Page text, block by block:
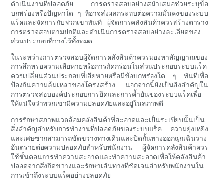
ดำเนินงานที่ปลอดภัย การตรวจสอบอย่างสม่ำเสมอช่วยระบุข้อ
บกพร่องหรือปัญหาใด ๆ ที่อาจส่งผลกระทบต่อความมั่นคงของระบบ
แร็คและจัดการกับพวกเขาทันที ผู้จัดการคลังสินค้าควรสร้างตาราง
การตรวจสอบตามปกติและดำเนินการตรวจสอบอย่างละเอียดของ
ส่วนประกอบที่วางไว้ทั้งหมด
ในระหว่างการตรวจสอบผู้จัดการคลังสินค้าควรมองหาสัญญาณของ
การสึกหรอความเสียหายหรือการกัดกร่อนในส่วนประกอบระบบแร็ค
ควรเปลี่ยนส่วนประกอบที่เสียหายหรือมีข้อบกพร่องใด ๆ ทันทีเพื่อ
ป้องกันความล้มเหลวของโครงสร้าง นอกจากนี้ยังเป็นสิ่งสำคัญใน
การตรวจสอบองค์ประกอบการยึดและการค้ำยันของระบบแร็คเพื่อ
ให้แน่ใจว่าพวกเขามีความปลอดภัยและอยู่ในสภาพดี
การรักษาสภาพแวดล้อมคลังสินค้าที่สะอาดและเป็นระเบียบนั้นเป็น
สิ่งสำคัญสำหรับการทำงานที่ปลอดภัยของระบบแร็ค ความยุ่งเหยิง
และเศษซากสามารถขัดขวางทางเดินและปิดกั้นทางออกฉุกเฉินวาง
อันตรายต่อความปลอดภัยสำหรับพนักงาน ผู้จัดการคลังสินค้าควร
ใช้ขั้นตอนการทำความสะอาดและทำความสะอาดเพื่อให้คลังสินค้า
ปลอดจากสิ่งกีดขวางและรักษาเส้นทางที่ชัดเจนสำหรับพนักงานใน
การเข้าถึงระบบแร็คอย่างปลอดภัย